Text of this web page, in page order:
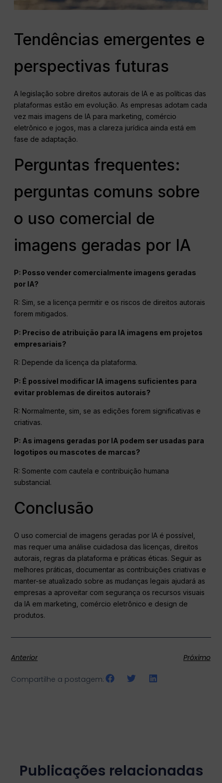
Tendências emergentes e
perspectivas futuras
A legislação sobre direitos autorais de IA e as políticas das
plataformas estão em evolução. As empresas adotam cada
vez mais imagens de IA para marketing, comércio
eletrônico e jogos, mas a clareza jurídica ainda está em
fase de adaptação.
Perguntas frequentes:
perguntas comuns sobre
o uso comercial de
imagens geradas por IA
P: Posso vender comercialmente imagens geradas
por IA?
R: Sim, se a licença permitir e os riscos de direitos autorais
forem mitigados.
P: Preciso de atribuição para IA imagens em projetos
empresariais?
R: Depende da licença da plataforma.
P: É possível modificar IA imagens suficientes para
evitar problemas de direitos autorais?
R: Normalmente, sim, se as edições forem significativas e
criativas.
P: As imagens geradas por IA podem ser usadas para
logotipos ou mascotes de marcas?
R: Somente com cautela e contribuição humana
substancial.
Conclusão
O uso comercial de imagens geradas por IA é possível,
mas requer uma análise cuidadosa das licenças, direitos
autorais, regras da plataforma e práticas éticas. Seguir as
melhores práticas, documentar as contribuições criativas e
manter-se atualizado sobre as mudanças legais ajudará as
empresas a aproveitar com segurança os recursos visuais
da IA em marketing, comércio eletrônico e design de
produtos.
Anterior Próximo
Compartilhe a postagem:
Publicações relacionadas